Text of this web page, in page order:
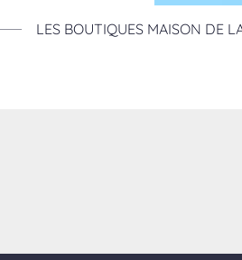
LES BOUTIQUES MAISON DE